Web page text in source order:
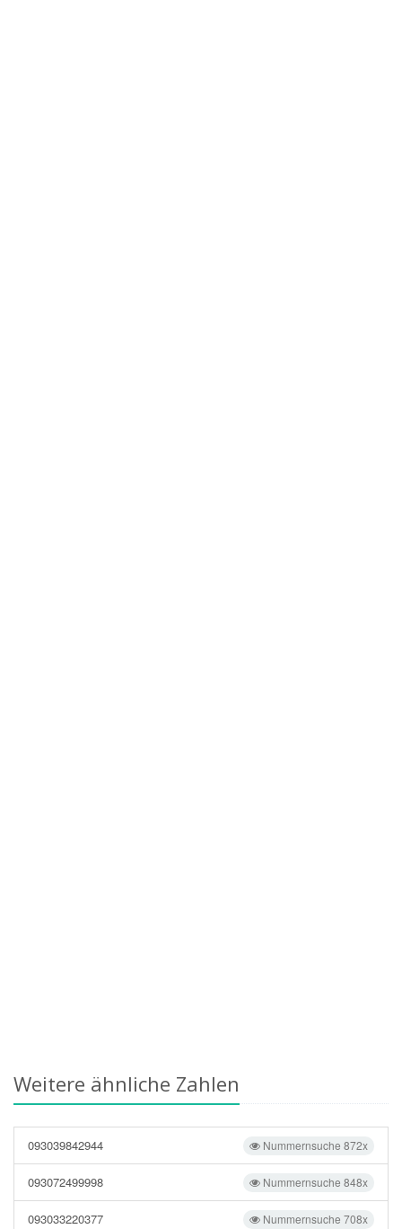
Weitere ähnliche Zahlen
Nummernsuche 872x
093039842944
Nummernsuche 848x
093072499998
Nummernsuche 708x
093033220377